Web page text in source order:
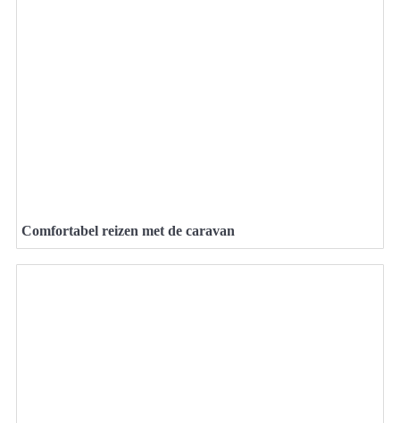
Comfortabel reizen met de caravan